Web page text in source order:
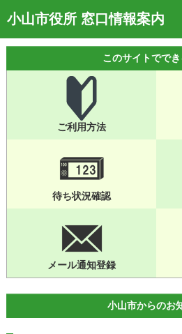
小山市役所 窓口情報案内
トップページ
ご利用方法
窓口混雑状況
待ち状況確認
交付状況確認
メール通知登録
混雑予想カレンダー
このサイトでで
ご利用方法
待ち状況確認
メール通知登録
小山市からのお